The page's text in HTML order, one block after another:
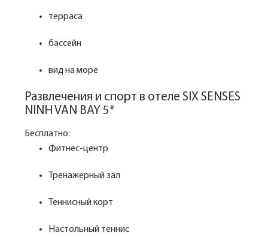
терраса
бассейн
вид на море
Развлечения и спорт в отеле SIX SENSES
NINH VAN BAY 5*
Бесплатно:
Фитнес-центр
Тренажерный зал
Теннисный корт
Настольный теннис